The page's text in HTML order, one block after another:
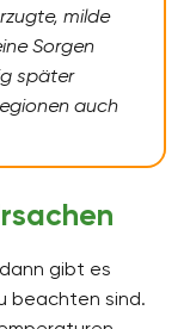
milde
Sorgen
später
auch
gibt es
beachten sind.